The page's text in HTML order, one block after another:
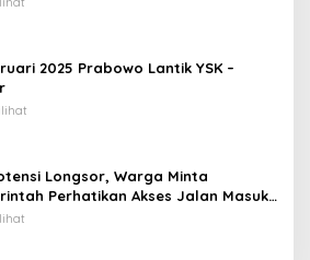
2025 Prabowo Lantik YSK –
Longsor, Warga Minta
Perhatikan Akses Jalan Masuk
Kumelembuai